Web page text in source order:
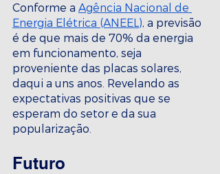
Conforme a Agência Nacional de
Energia Elétrica (ANEEL), a previsão
é de que mais de 70% da energia
em funcionamento, seja
proveniente das placas solares,
daqui a uns anos. Revelando as
expectativas positivas que se
esperam do setor e da sua
popularização.
Futuro